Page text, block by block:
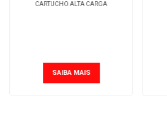
CARTUCHO ALTA CARGA
SAIBA MAIS